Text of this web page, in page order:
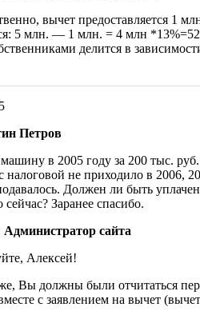
вычет предоставляется 1
5 млн. — 1 млн. = 4 млн
делится в
Петров
в 2005 году за 200 тыс.
налоговой не приходило в 2006,
Должен ли быть
сейчас? Заранее спасибо.
сайта
Алексей!
Вы должны были отчитаться
с заявлением на вычет